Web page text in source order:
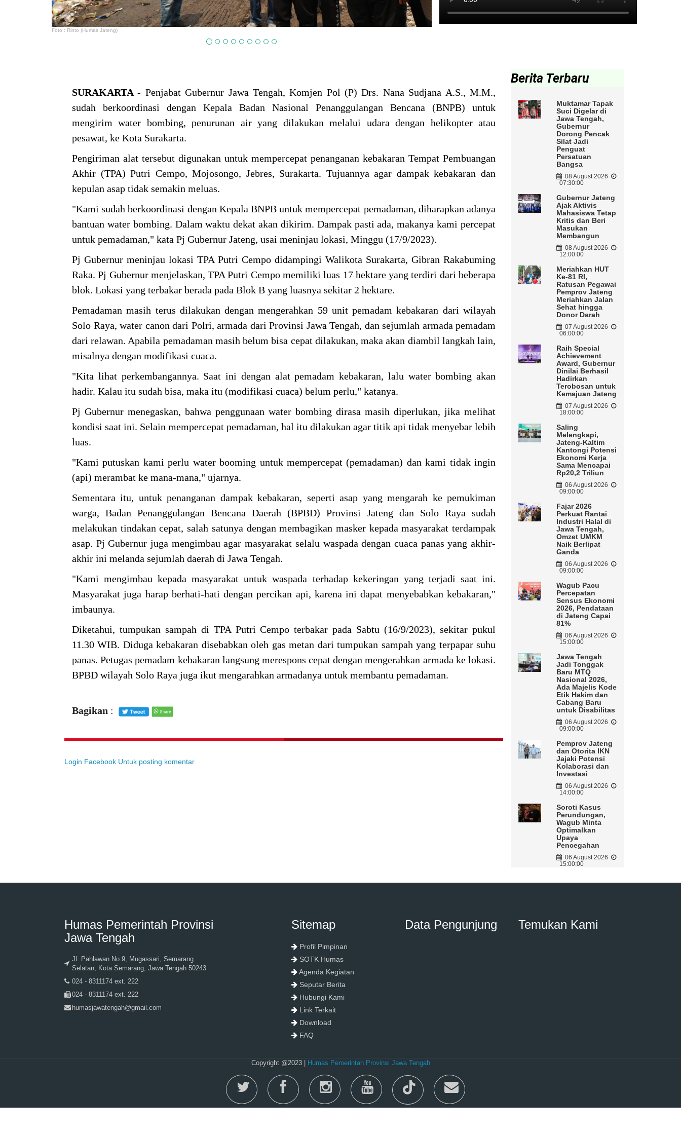
Foto : Rinto (Humas Jateng)
SURAKARTA- Penjabat Gubernur Jawa Tengah, Komjen Pol (P) Drs. Nana Sudjana A.S., M.M.,
sudah berkoordinasi dengan Kepala Badan Nasional Penanggulangan Bencana (BNPB) untuk
mengirim water bombing, penurunan air yang dilakukan melalui udara dengan helikopter atau
pesawat, ke Kota Surakarta.
Pengiriman alat tersebut digunakan untuk mempercepat penanganan kebakaran Tempat Pembuangan
Akhir (TPA) Putri Cempo, Mojosongo, Jebres, Surakarta. Tujuannya agar dampak kebakaran dan
kepulan asap tidak semakin meluas.
"Kami sudah berkoordinasi dengan Kepala BNPB untuk mempercepat pemadaman, diharapkan adanya
bantuan water bombing. Dalam waktu dekat akan dikirim. Dampak pasti ada, makanya kami percepat
untuk pemadaman," kata Pj Gubernur Jateng, usai meninjau lokasi, Minggu (17/9/2023).
Pj Gubernur meninjau lokasi TPA Putri Cempo didampingi Walikota Surakarta, Gibran Rakabuming
Raka. Pj Gubernur menjelaskan, TPA Putri Cempo memiliki luas 17 hektare yang terdiri dari beberapa
blok. Lokasi yang terbakar berada pada Blok B yang luasnya sekitar 2 hektare.
Pemadaman masih terus dilakukan dengan mengerahkan 59 unit pemadam kebakaran dari wilayah
Solo Raya, water canon dari Polri, armada dari Provinsi Jawa Tengah, dan sejumlah armada pemadam
dari relawan. Apabila pemadaman masih belum bisa cepat dilakukan, maka akan diambil langkah lain,
misalnya dengan modifikasi cuaca.
"Kita lihat perkembangannya. Saat ini dengan alat pemadam kebakaran, lalu water bombing akan
hadir. Kalau itu sudah bisa, maka itu (modifikasi cuaca) belum perlu," katanya.
Pj Gubernur menegaskan, bahwa penggunaan water bombing dirasa masih diperlukan, jika melihat
kondisi saat ini. Selain mempercepat pemadaman, hal itu dilakukan agar titik api tidak menyebar lebih
luas.
"Kami putuskan kami perlu water booming untuk mempercepat (pemadaman) dan kami tidak ingin
(api) merambat ke mana-mana," ujarnya.
Sementara itu, untuk penanganan dampak kebakaran, seperti asap yang mengarah ke pemukiman
warga, Badan Penanggulangan Bencana Daerah (BPBD) Provinsi Jateng dan Solo Raya sudah
melakukan tindakan cepat, salah satunya dengan membagikan masker kepada masyarakat terdampak
asap. Pj Gubernur juga mengimbau agar masyarakat selalu waspada dengan cuaca panas yang akhir-
akhir ini melanda sejumlah daerah di Jawa Tengah.
"Kami mengimbau kepada masyarakat untuk waspada terhadap kekeringan yang terjadi saat ini.
Masyarakat juga harap berhati-hati dengan percikan api, karena ini dapat menyebabkan kebakaran,"
imbaunya.
Diketahui, tumpukan sampah di TPA Putri Cempo terbakar pada Sabtu (16/9/2023), sekitar pukul
11.30 WIB. Diduga kebakaran disebabkan oleh gas metan dari tumpukan sampah yang terpapar suhu
panas. Petugas pemadam kebakaran langsung merespons cepat dengan mengerahkan armada ke lokasi.
BPBD wilayah Solo Raya juga ikut mengarahkan armadanya untuk membantu pemadaman.
Bagikan :
Login Facebook Untuk posting komentar
Berita Terbaru
Muktamar Tapak
Suci Digelar di
Jawa Tengah,
Gubernur
Dorong Pencak
Silat Jadi
Penguat
Persatuan
Bangsa
08 August 2026
07:30:00
Gubernur Jateng
Ajak Aktivis
Mahasiswa Tetap
Kritis dan Beri
Masukan
Membangun
08 August 2026
12:00:00
Meriahkan HUT
Ke-81 RI,
Ratusan Pegawai
Pemprov Jateng
Meriahkan Jalan
Sehat hingga
Donor Darah
07 August 2026
06:00:00
Raih Special
Achievement
Award, Gubernur
Dinilai Berhasil
Hadirkan
Terobosan untuk
Kemajuan Jateng
07 August 2026
18:00:00
Saling
Melengkapi,
Jateng-Kaltim
Kantongi Potensi
Ekonomi Kerja
Sama Mencapai
Rp20,2 Triliun
06 August 2026
09:00:00
Fajar 2026
Perkuat Rantai
Industri Halal di
Jawa Tengah,
Omzet UMKM
Naik Berlipat
Ganda
06 August 2026
09:00:00
Wagub Pacu
Percepatan
Sensus Ekonomi
2026, Pendataan
di Jateng Capai
81%
06 August 2026
15:00:00
Jawa Tengah
Jadi Tonggak
Baru MTQ
Nasional 2026,
Ada Majelis Kode
Etik Hakim dan
Cabang Baru
untuk Disabilitas
06 August 2026
09:00:00
Pemprov Jateng
dan Otorita IKN
Jajaki Potensi
Kolaborasi dan
Investasi
06 August 2026
14:00:00
Soroti Kasus
Perundungan,
Wagub Minta
Optimalkan
Upaya
Pencegahan
06 August 2026
15:00:00
Humas Pemerintah Provinsi
Jawa Tengah
Jl. Pahlawan No.9, Mugassari, Semarang
Selatan, Kota Semarang, Jawa Tengah 50243
024 - 8311174 ext. 222
024 - 8311174 ext. 222
humasjawatengah@gmail.com
Sitemap
Profil Pimpinan
SOTK Humas
Agenda Kegiatan
Seputar Berita
Hubungi Kami
Link Terkait
Download
FAQ
Data Pengunjung Temukan Kami
Copyright @2023 | Humas Pemerintah Provinsi Jawa Tengah